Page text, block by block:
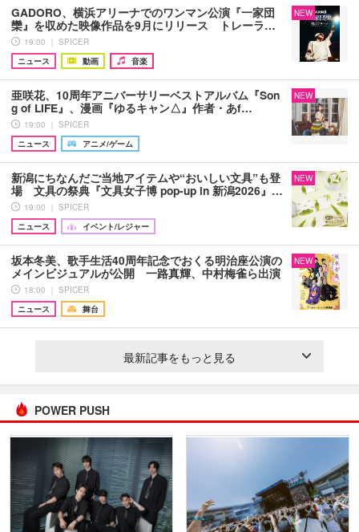
GADORO、横浜アリーナでのワンマン公演『一家団
欒』を収めた映像作品を9月にリリース トレーラ…
19:00 ｜ SPICER
ニュース
動画 音楽
NEW
亜咲花、10周年アニバーサリーベストアルバム『Son
g of LIFE』、漫画『ゆるキャン△』作者・あf…
19:00 ｜ SPICER
ニュース
アニメ/ゲーム
NEW
新潟にちなんだご当地アイテムや“おいしい文具”も登
場 文具の祭典『文具女子博 pop-up in 新潟2026』…
19:00 ｜ SPICER
ニュース
イベント/レジャー
NEW
坂本冬美、歌手生活40周年記念でおくる明治座公演の
メインビジュアルが公開 一路真輝、中村梅雀ら出演
18:00 ｜ SPICER
ニュース
舞台
NEW
最新記事をもっと見る
POWER PUSH